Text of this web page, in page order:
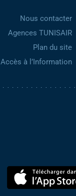
Nous contacter
Agences TUNISAIR
Plan du site
Accès à l’Information